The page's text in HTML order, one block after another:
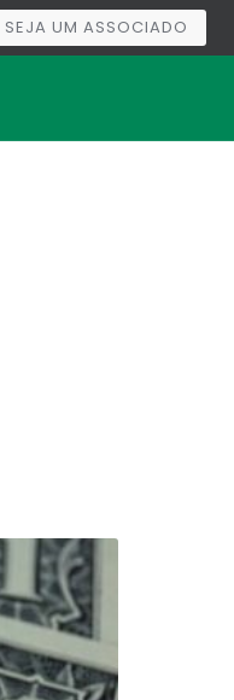
SEJA UM ASSOCIADO